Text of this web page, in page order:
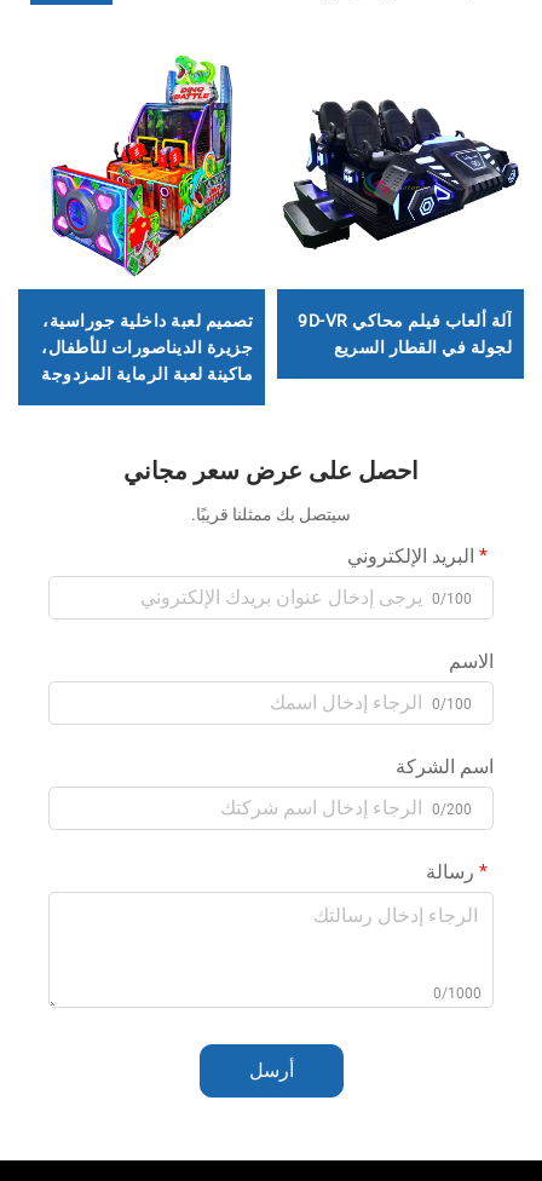
آلة ألعاب فيلم محاكي 9D-VR
لجولة في القطار السريع
تصميم لعبة داخلية جوراسية،
جزيرة الديناصورات للأطفال،
ماكينة لعبة الرماية المزدوجة
احصل على عرض سعر مجاني
سيتصل بك ممثلنا قريبًا.
البريد الإلكتروني
0/100
الاسم
0/100
اسم الشركة
0/200
رسالة
0/1000
أرسل